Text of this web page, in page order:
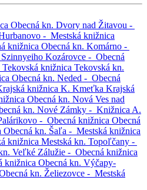
Obecná kn. Dvory nad Žitavou -
- Mestská knižnica
knižnica Obecná kn. Komárno -
Kozárovce - Obecná
Tekovská knižnica Tekovská kn.
Obecná kn. Neded - Obecná
knižnica K. Kmeťka Krajská
Obecná kn. Nová Ves nad
kn. Nové Zámky - Knižnica A.
- Obecná knižnica Obecná
Obecná kn. Šaľa - Mestská knižnica
knižnica Mestská kn. Topoľčany -
Veľké Zálužie - Obecná knižnica
knižnica Obecná kn. Výčapy-
kn. Želiezovce - Mestská